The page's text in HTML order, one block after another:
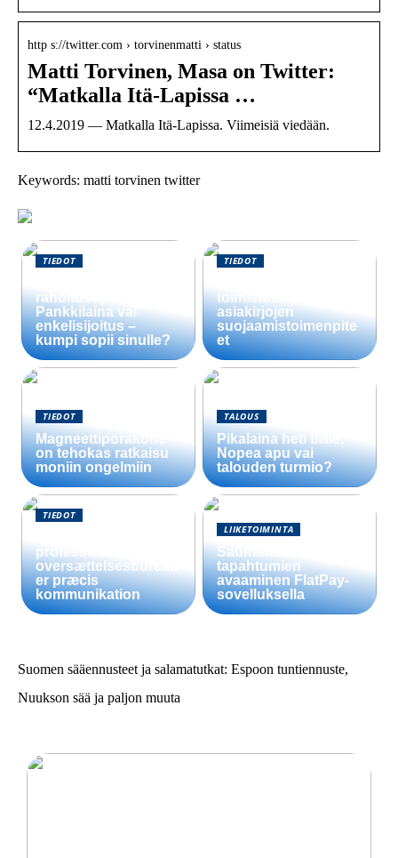
http s://twitter.com › torvinenmatti › status
Matti Torvinen, Masa on Twitter:
“Matkalla Itä-Lapissa …
12.4.2019 — Matkalla Itä-Lapissa. Viimeisiä viedään.
Keywords: matti torvinen twitter
TIEDOT
rahoitusopas:
Pankkilaina vai
enkelisijoitus –
kumpi sopii sinulle?
TIEDOT
toimistotilojen
asiakirjojen
suojaamistoimenpite
et
TIEDOT
Magneettiporakone
on tehokas ratkaisu
moniin ongelmiin
TALOUS
Pikalaina heti tilille:
Nopea apu vai
talouden turmio?
TIEDOT
professionelle
oversættelsesbureau
er præcis
kommunikation
LIIKETOIMINTA
Saumattomien
tapahtumien
avaaminen FlatPay-
sovelluksella
Suomen sääennusteet ja salamatutkat: Espoon tuntiennuste,
Nuukson sää ja paljon muuta